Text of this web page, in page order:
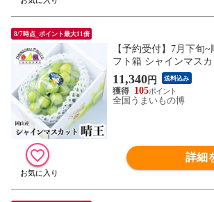
8/7時点_ポイント最大11倍
【予約受付】7月下旬
フト箱 シャインマスカ
11,340円 送料込み
105
全国うまいもの博
詳細